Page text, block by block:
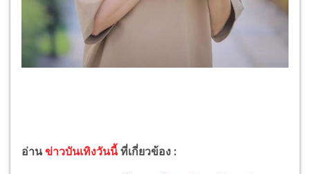
อ่านข่าวบันเทิงวันนี้ ที่เกี่ยวข้อง :